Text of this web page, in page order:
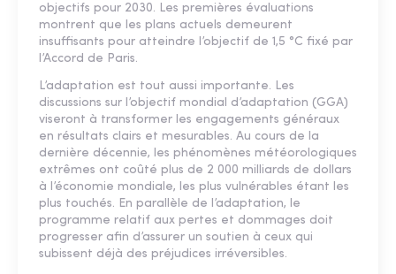
objectifs pour 2030. Les premières évaluations
montrent que les plans actuels demeurent
insuffisants pour atteindre l’objectif de 1,5 °C fixé par
l’Accord de Paris.
L’adaptation est tout aussi importante. Les
discussions sur l’objectif mondial d’adaptation (GGA)
viseront à transformer les engagements généraux
en résultats clairs et mesurables. Au cours de la
dernière décennie, les phénomènes météorologiques
extrêmes ont coûté plus de 2 000 milliards de dollars
à l’économie mondiale, les plus vulnérables étant les
plus touchés. En parallèle de l’adaptation, le
programme relatif aux pertes et dommages doit
progresser afin d’assurer un soutien à ceux qui
subissent déjà des préjudices irréversibles.